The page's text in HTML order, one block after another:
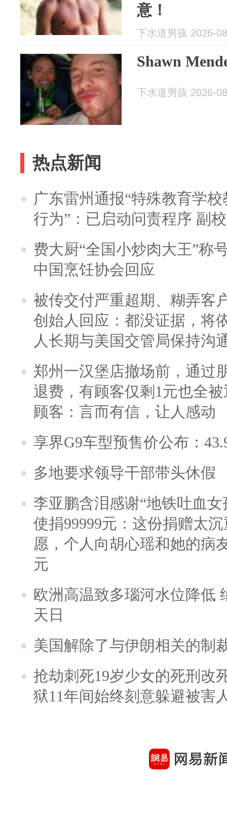
意！
下水道男孩 2026-
Shawn
下水道男孩 2026-
热点新闻
广东雷州通报“特殊教育学
行为”：已启动问责程序 副
费大厨“全国小炒肉大王”称
中国烹饪协会回应
被传交付严重超期、糊弄客
创始人回应：都没证据，将
人长期与美国交管局保持沟
郑州一汉堡店撤场前，通过
退费，有顾客仅剩1元也全
顾客：言而有信，让人感动
享界G9车型预售价公布：
多地要求领导干部带头休假
李亚鹏含泪感谢“地铁吐血
使捐99999元：这份捐赠太
愿，个人向胡心瑶和她的病
元
欧洲高温致多瑙河水位降低
天日
美国解除了与伊朗相关的制
抢劫刺死19岁少女的死刑改
狱11年间始终刻意躲避被害